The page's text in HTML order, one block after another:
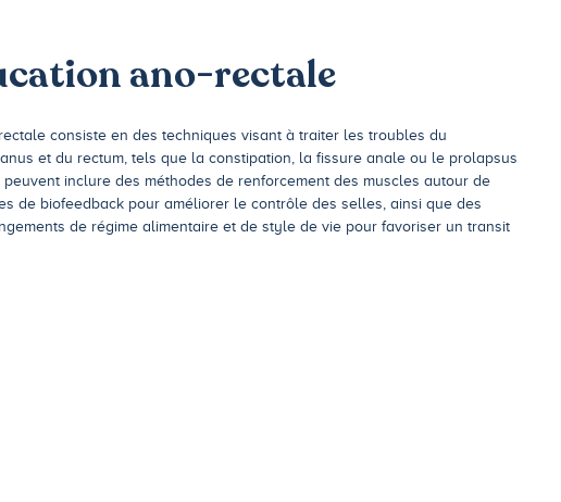
ano-rectale
consiste en des techniques visant à traiter les troubles du
et du rectum, tels que la constipation, la fissure anale ou le prolapsus
peuvent inclure des méthodes de renforcement des muscles autour de
de biofeedback pour améliorer le contrôle des selles, ainsi que des
de régime alimentaire et de style de vie pour favoriser un transit